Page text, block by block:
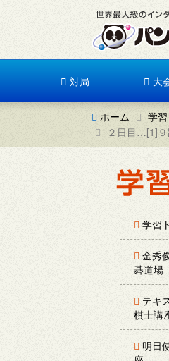
対局 大
ホーム 学
２日目…[1]
学習
金秀
碁道場
テキ
棋士講
明日